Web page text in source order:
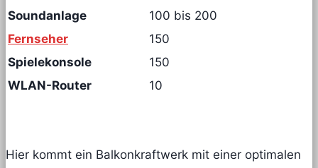
Soundanlage
100 bis 200
Fernseher
150
Spielekonsole
150
WLAN-Router
10
Hier kommt ein Balkonkraftwerk mit einer optimalen